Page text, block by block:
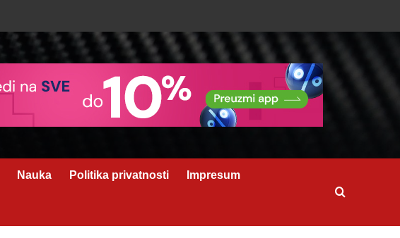
Nauka Politika privatnosti Impresum